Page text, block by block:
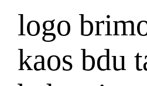
logo
kaos bdu